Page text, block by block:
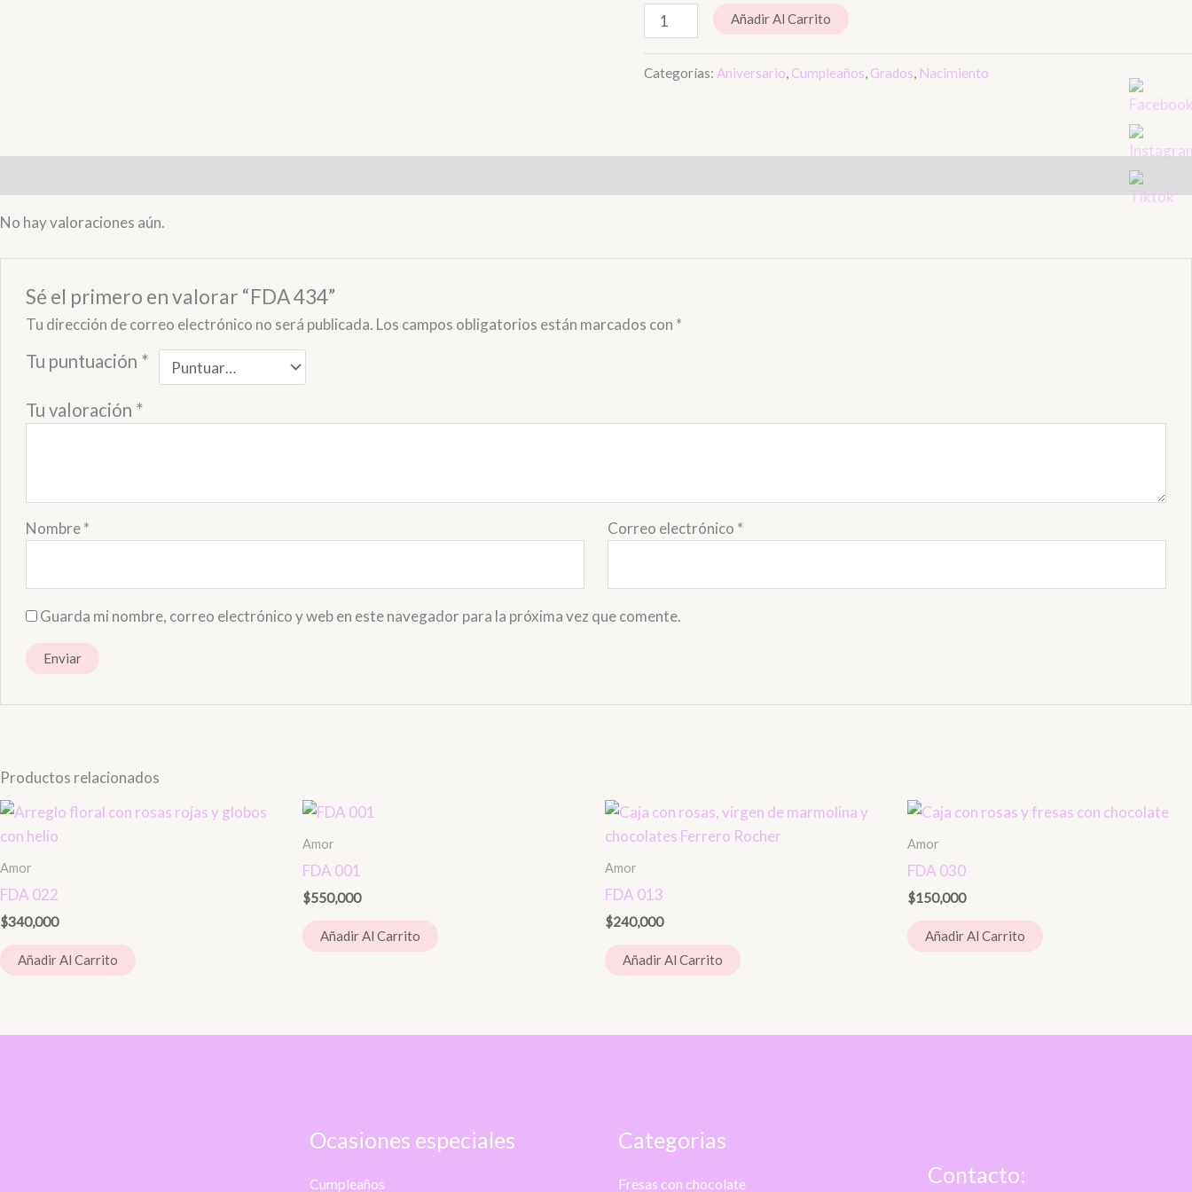
Añadir Al Carrito
Categorías: Aniversario Cumpleaños Grados Nacimiento
No hay valoraciones aún.
Sé el primero en valorar “FDA 434”
Tu dirección de correo electrónico no será publicada. Los campos obligatorios están marcados con *
Tu puntuación *
Tu valoración *
Nombre* Correo electrónico *
Guarda mi nombre, correo electrónico y web en este navegador para la próxima vez que comente.
Productos relacionados
Amor
FDA 022
$340,000
Añadir Al Carrito
Amor
FDA 001
$550,000
Añadir Al Carrito
Amor
FDA 013
$240,000
Añadir Al Carrito
Amor
FDA 030
$150,000
Añadir Al Carrito
Ocasiones especiales
Cumpleaños
Categorias
Fresas con chocolate Contacto: